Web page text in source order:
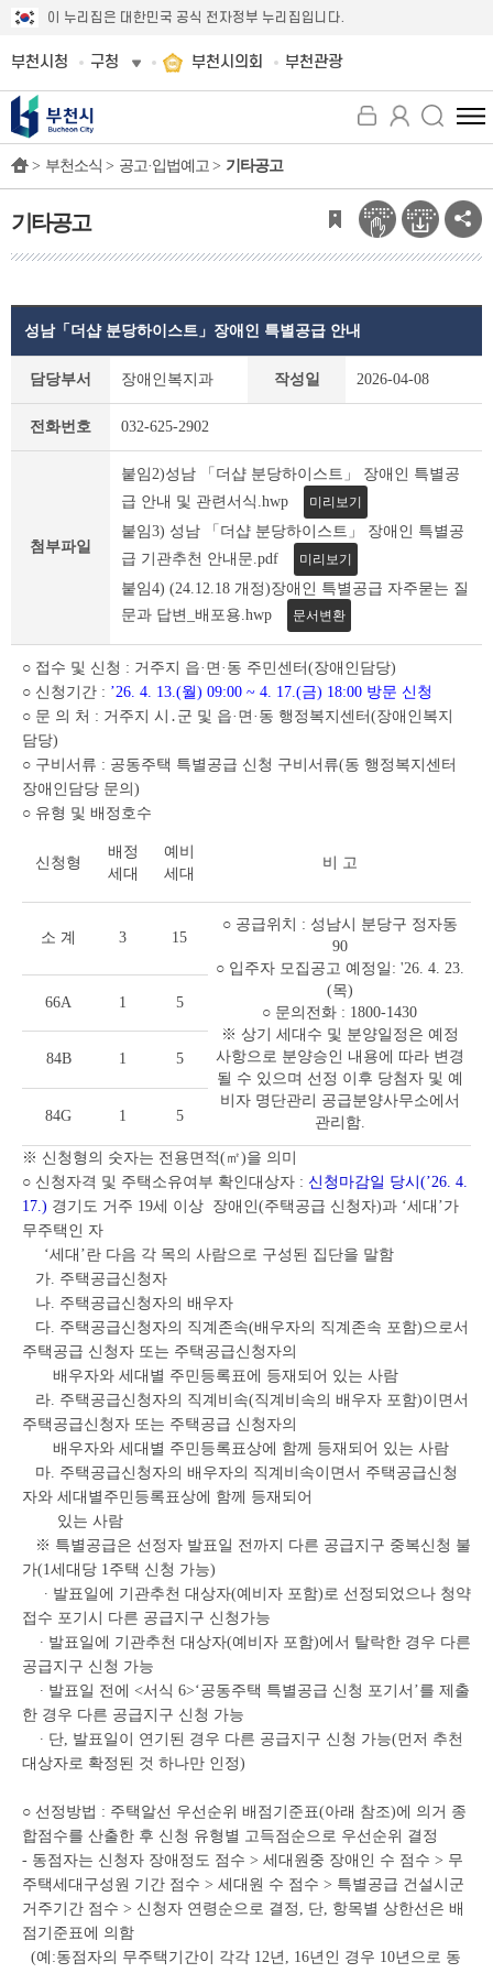
이 누리집은 대한민국 공식 전자정부 누리집입니다.
부천시청 구청 부천시의회 부천관광
전
체
뉴
보
기
> 부천소식 > 공고·입법예고 > 기타공고
기타공고
상
성남「더샵 분당하이스트」장애인 특별공급 안내
담당부서 장애인복지과 작성일 2026-04-08
전화번호 032-625-2902
첨부파일
붙임2)성남 「더샵 분당하이스트」 장애인 특별공
급 안내 및 관련서식.hwp
미리보기
붙임3) 성남 「더샵 분당하이스트」 장애인 특별공
급 기관추천 안내문.pdf
미리보기
붙임4) (24.12.18 개정)장애인 특별공급 자주묻는 질
문과 답변_배포용.hwp
문서변환
○ 접수 및 신청 : 거주지 읍·면·동 주민센터(장애인담당)
○ 신청기간 : ’26. 4. 13.(월) 09:00 ~ 4. 17.(금) 18:00 방문 신청
○ 문 의 처 : 거주지 시․군 및 읍·면·동 행정복지센터(장애인복지
담당)
○ 구비서류 : 공동주택 특별공급 신청 구비서류(동 행정복지센터
장애인담당 문의)
○ 유형 및 배정호수
신청형
배정
세대
예비
세대
비 고
소 계 3 15
○ 공급위치 : 성남시 분당구 정자동
90
○ 입주자 모집공고 예정일: '26. 4. 23.
(목)
○ 문의전화 : 1800-1430
※ 상기 세대수 및 분양일정은 예정
사항으로 분양승인 내용에 따라 변경
될 수 있으며 선정 이후 당첨자 및 예
비자 명단관리 공급분양사무소에서
관리함.
66A 1 5
84B 1 5
84G 1 5
※ 신청형의 숫자는 전용면적(㎡)을 의미
○ 신청자격 및 주택소유여부 확인대상자 : 신청마감일 당시(’26. 4.
17.) 경기도 거주 19세 이상 장애인(주택공급 신청자)과 ‘세대’가
무주택인 자
‘세대’란 다음 각 목의 사람으로 구성된 집단을 말함
가. 주택공급신청자
나. 주택공급신청자의 배우자
다. 주택공급신청자의 직계존속(배우자의 직계존속 포함)으로서
주택공급 신청자 또는 주택공급신청자의
배우자와 세대별 주민등록표에 등재되어 있는 사람
라. 주택공급신청자의 직계비속(직계비속의 배우자 포함)이면서
주택공급신청자 또는 주택공급 신청자의
배우자와 세대별 주민등록표상에 함께 등재되어 있는 사람
마. 주택공급신청자의 배우자의 직계비속이면서 주택공급신청
자와 세대별주민등록표상에 함께 등재되어
있는 사람
※ 특별공급은 선정자 발표일 전까지 다른 공급지구 중복신청 불
가(1세대당 1주택 신청 가능)
∙ 발표일에 기관추천 대상자(예비자 포함)로 선정되었으나 청약
접수 포기시 다른 공급지구 신청가능
∙ 발표일에 기관추천 대상자(예비자 포함)에서 탈락한 경우 다른
공급지구 신청 가능
∙ 발표일 전에 <서식 6>‘공동주택 특별공급 신청 포기서’를 제출
한 경우 다른 공급지구 신청 가능
∙ 단, 발표일이 연기된 경우 다른 공급지구 신청 가능(먼저 추천
대상자로 확정된 것 하나만 인정)
○ 선정방법 : 주택알선 우선순위 배점기준표(아래 참조)에 의거 종
합점수를 산출한 후 신청 유형별 고득점순으로 우선순위 결정
- 동점자는 신청자 장애정도 점수 > 세대원중 장애인 수 점수 > 무
주택세대구성원 기간 점수 > 세대원 수 점수 > 특별공급 건설시군
거주기간 점수 > 신청자 연령순으로 결정, 단, 항목별 상한선은 배
점기준표에 의함
(예:동점자의 무주택기간이 각각 12년, 16년인 경우 10년으로 동